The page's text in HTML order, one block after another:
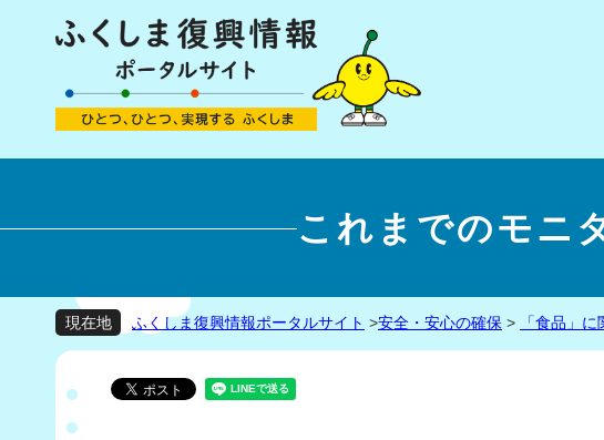
これまでのモニ
現在地 ふくしま復興情報ポータルサイト >安全・安心の確保 > 「食品」